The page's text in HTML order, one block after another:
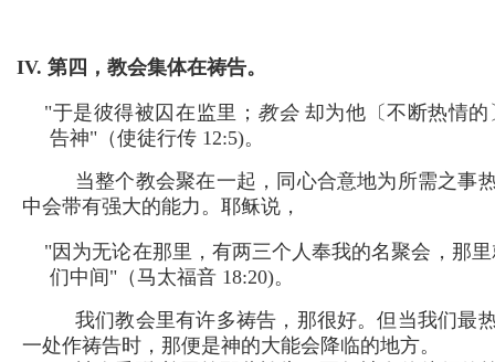
IV. 第四，教会集体在祷告。
"于是彼得被囚在监里； 教会却为他〔不断热情的
告神"（使徒行传 12:5)。
当整个教会聚在一起，同心合意地为所需之事
中会带有强大的能力。耶稣说，
"因为无论在那里，有两三个人奉我的名聚会，那
们中间"（马太福音 18:20)。
我们教会里有许多祷告，那很好。但当我们最
一处作祷告时，那便是神的大能会降临的地方。